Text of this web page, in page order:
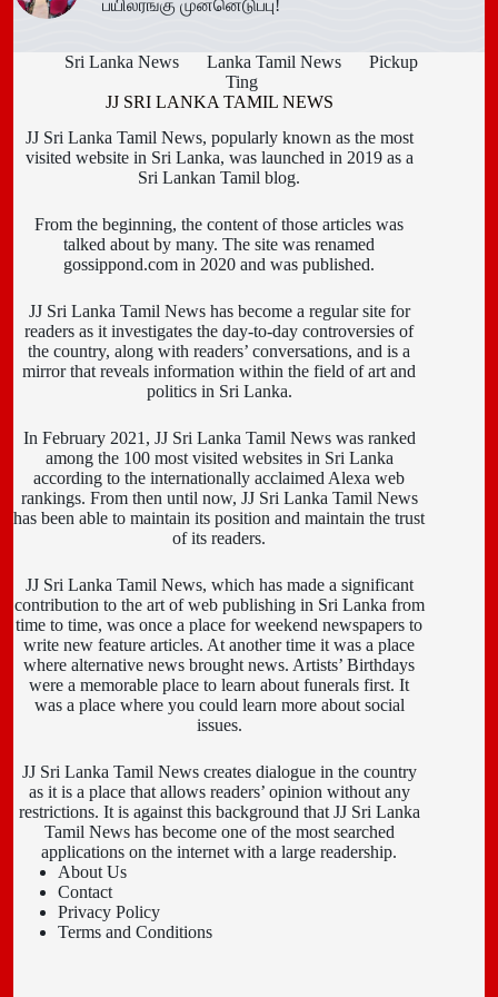
பயிலரங்கு முன்னெடுப்பு!
Sri Lanka News Lanka Tamil News
Pickup
Ting
JJ SRI LANKA TAMIL NEWS
JJ Sri Lanka Tamil News, popularly known as the most
visited website in Sri Lanka, was launched in 2019 as a
Sri Lankan Tamil blog.
From the beginning, the content of those articles was
talked about by many. The site was renamed
gossippond.com in 2020 and was published.
JJ Sri Lanka Tamil News has become a regular site for
readers as it investigates the day-to-day controversies of
the country, along with readers’ conversations, and is a
mirror that reveals information within the field of art and
politics in Sri Lanka.
In February 2021, JJ Sri Lanka Tamil News was ranked
among the 100 most visited websites in Sri Lanka
according to the internationally acclaimed Alexa web
rankings. From then until now, JJ Sri Lanka Tamil News
has been able to maintain its position and maintain the trust
of its readers.
JJ Sri Lanka Tamil News, which has made a significant
contribution to the art of web publishing in Sri Lanka from
time to time, was once a place for weekend newspapers to
write new feature articles. At another time it was a place
where alternative news brought news. Artists’ Birthdays
were a memorable place to learn about funerals first. It
was a place where you could learn more about social
issues.
JJ Sri Lanka Tamil News creates dialogue in the country
as it is a place that allows readers’ opinion without any
restrictions. It is against this background that JJ Sri Lanka
Tamil News has become one of the most searched
applications on the internet with a large readership.
About Us
Contact
Privacy Policy
Terms and Conditions